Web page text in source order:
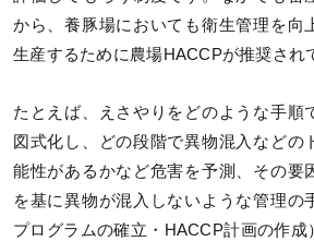
から、養豚場においても衛生管理を向
生産するために農場HACCPが推奨され
たとえば、えさやりをどのような手順
図式化し、どの段階で異物混入などの
能性があるかなど危害を予測、その要
を基に異物が混入しないような管理の
プログラムの確立・HACCP計画の作成